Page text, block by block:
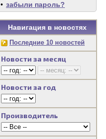
• забыли пароль?
Навигация в новостях
Последние 10 новостей
Новости за месяц
Новости за год
Производитель